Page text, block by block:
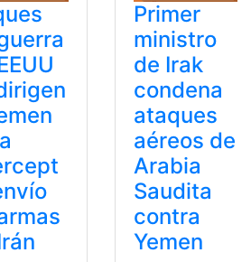
Primer
ministro
de Irak
condena
ataques
aéreos de
Arabia
Saudita
contra
Yemen